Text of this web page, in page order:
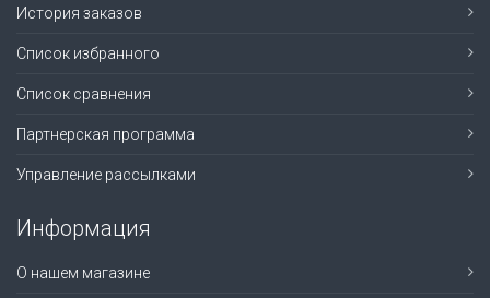
История заказов
Список избранного
Список сравнения
Партнерская программа
Управление рассылками
Информация
О нашем магазине